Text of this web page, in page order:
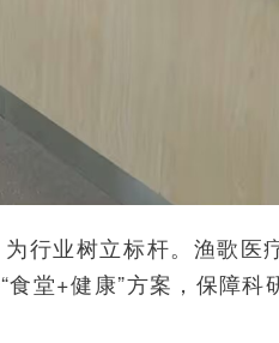
行业树立标杆。渔歌医
堂+健康”方案，保障科